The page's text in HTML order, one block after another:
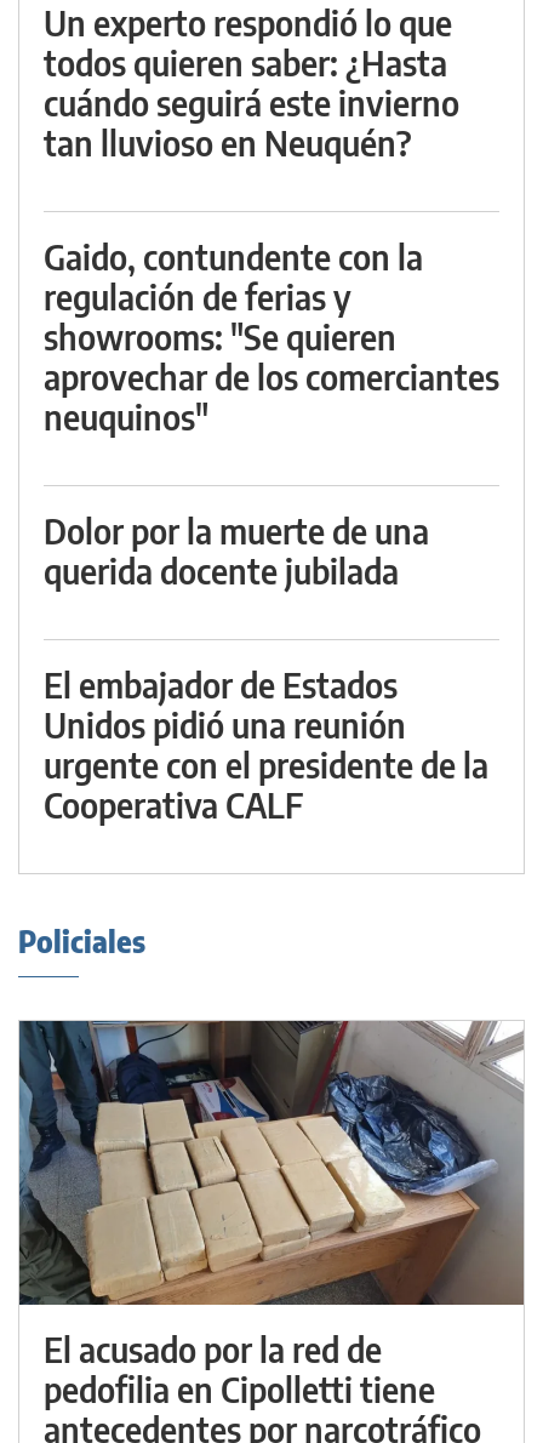
Un experto respondió lo que
todos quieren saber: ¿Hasta
cuándo seguirá este invierno
tan lluvioso en Neuquén?
Gaido, contundente con la
regulación de ferias y
showrooms: "Se quieren
aprovechar de los comerciantes
neuquinos"
Dolor por la muerte de una
querida docente jubilada
El embajador de Estados
Unidos pidió una reunión
urgente con el presidente de la
Cooperativa CALF
Policiales
El acusado por la red de
pedofilia en Cipolletti tiene
antecedentes por narcotráfico